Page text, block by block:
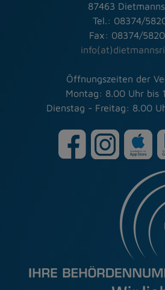
87463
Tel.: 08374/
Fax: 08374/
Öffnungszeiten der
Montag: 8.00 Uhr bis
Dienstag - Freitag: 8.00